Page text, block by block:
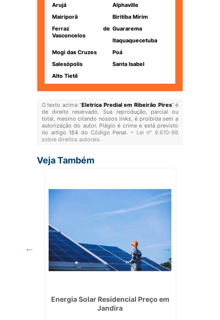
Arujá
Alphaville
Mairiporã
Biritiba Mirim
Ferraz de
Vasconcelos
Guararema
Itaquaquecetuba
Mogi das Cruzes
Poá
Salesópolis
Santa Isabel
Alto Tietê
O texto acima "Eletrica Predial em Ribeirão Pires" é
de direito reservado. Sua reprodução, parcial ou
total, mesmo citando nossos links, é proibida sem a
autorização do autor. Plágio é crime e está previsto
no artigo 184 do Código Penal. – Lei n° 9.610-98
sobre direitos autorais.
Veja Também
Energia Solar Residencial Preço em
Jandira